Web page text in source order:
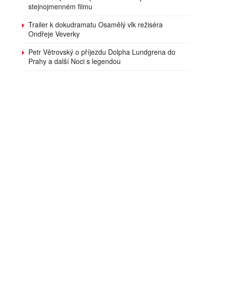
stejnojmenném filmu
Trailer k dokudramatu Osamělý vlk režiséra
Ondřeje Veverky
Petr Větrovský o příjezdu Dolpha Lundgrena do
Prahy a další Noci s legendou